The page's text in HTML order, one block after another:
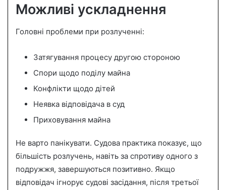
Можливі ускладнення
Головні проблеми при розлученні:
Затягування процесу другою стороною
Спори щодо поділу майна
Конфлікти щодо дітей
Неявка відповідача в суд
Приховування майна
Не варто панікувати. Судова практика показує, що
більшість розлучень, навіть за спротиву одного з
подружжя, завершуються позитивно. Якщо
відповідач ігнорує судові засідання, після третьої